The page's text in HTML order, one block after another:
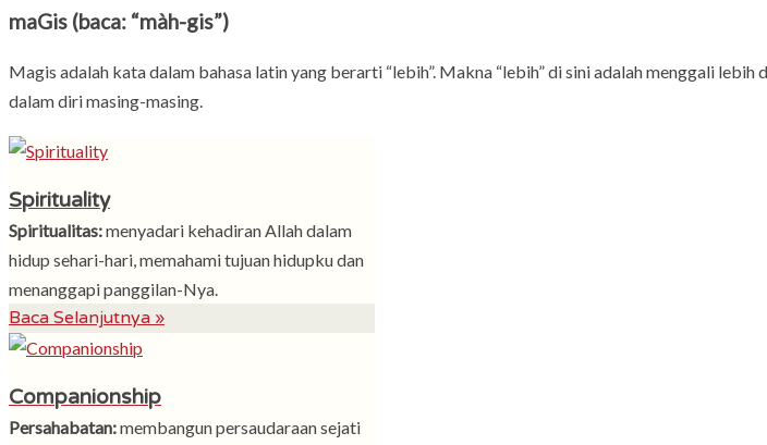
maGis (baca: “màh-gis”)
Magis adalah kata dalam bahasa latin yang berarti “lebih”. Makna “lebih” di sini adalah menggali
dalam diri masing-masing.
Spirituality
Spiritualitas:menyadari kehadiran Allah dalam
hidup sehari-hari, memahami tujuan hidupku dan
menanggapi panggilan-Nya.
Baca Selanjutnya »
Companionship
Persahabatan:membangun persaudaraan sejati